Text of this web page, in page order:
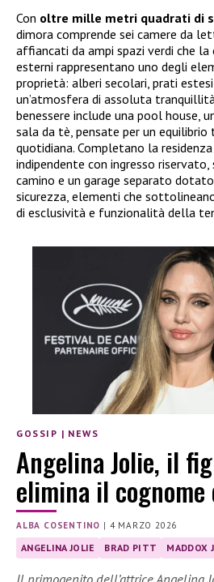
Con oltre mille metri quadrati di
dimora comprende sei camere da
affiancati da ampi spazi verdi che la
esterni rappresentano uno degli
proprietà: alberi secolari, prati
un’atmosfera di assoluta
benessere include una pool house,
sala da tè, pensate per un
quotidiana. Completano la residenza
indipendente con ingresso
camino e un garage separato
sicurezza, elementi che
di esclusività e funzionalità della
GOSSIP | NEWS
Angelina Jolie, il
elimina il
ALBA COSENTINO | 4 MARZO 2026
ANGELINA JOLIE BRAD PITT MADDOX